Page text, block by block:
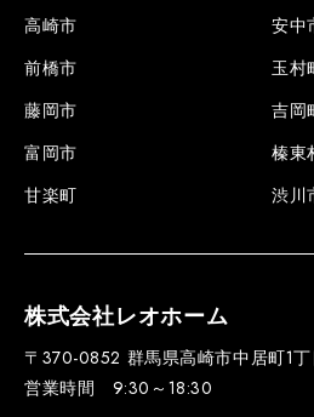
高崎市
前橋市
藤岡市
富岡市
甘楽町
安中
玉村
吉岡
榛東
渋川
株式会社レオホーム
〒370-0852 群馬県高崎市中居町1丁
営業時間 9:30～18:30